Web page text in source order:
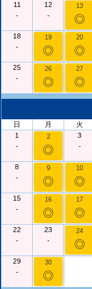
11
-
12
-
13
◎
18
-
19
◎
20
◎
25
-
26
◎
27
◎
日
月 火
1
-
2
◎
3
-
8
-
9
◎
10
◎
15
-
16
◎
17
◎
22
-
23
-
24
◎
29
-
30
◎